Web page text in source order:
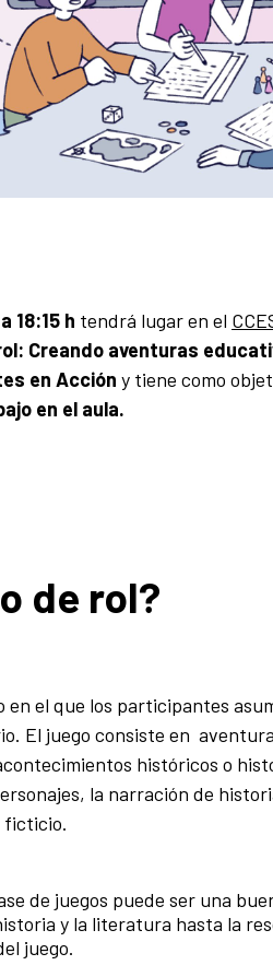
18:15 h tendrá lugar en el
Creando aventuras
en Acción y tiene como
en el aula.
de rol?
en el que los participantes
El juego consiste en
históricos o
la narración de
ficticio.
de juegos puede ser una
y la literatura hasta la
juego.